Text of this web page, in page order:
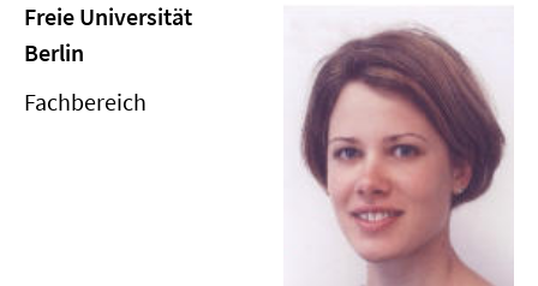
Freie Universität
Berlin
Fachbereich